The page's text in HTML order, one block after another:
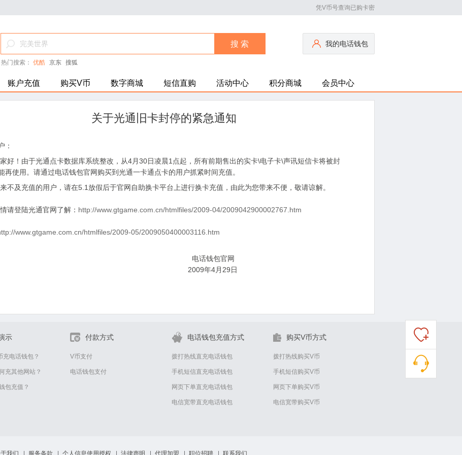
凭V币号查询已购卡密
热门搜索： 优酷 京东 搜狐
我的电话钱包
账户充值 购买V币 数字商城 短信直购 活动中心 积分商城 会员中心
关于光通旧卡封停的紧急通知
：
！由于光通点卡数据库系统整改，从4月30日凌晨1点起，所有前期售出的实卡\电子卡\声讯短信卡将被封
再使用。请通过电话钱包官网购买到光通一卡通点卡的用户抓紧时间充值。
及充值的用户，请在5.1放假后于官网自助换卡平台上进行换卡充值，由此为您带来不便，敬请谅解。
登陆光通官网了解： http://www.gtgame.com.cn/htmlfiles/2009-04/2009042900002767.htm
www.gtgame.com.cn/htmlfiles/2009-05/2009050400003116.htm
话钱包官网
年4月29日
示
充电话钱包？
充其他网站？
包充值？
付款方式
V币支付
电话钱包支付
电话钱包充值方式
拨打热线直充电话钱包
手机短信直充电话钱包
网页下单直充电话钱包
电信宽带直充电话钱包
购买V币方式
拨打热线购买V币
手机短信购买V币
网页下单购买V币
电信宽带购买V币